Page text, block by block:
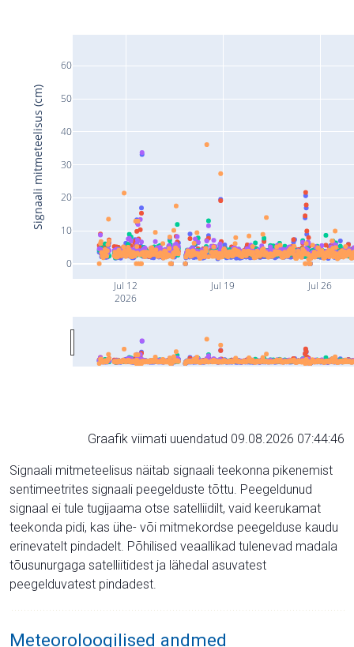
Jul 12
2026
Jul 19 Jul 26
0
10
20
30
40
50
60
Signaali mitmeteelisus (cm)
Graafik viimati uuendatud 09.08.2026 07:44:46
Signaali mitmeteelisus näitab signaali teekonna pikenemist
sentimeetrites signaali peegelduste tõttu. Peegeldunud
signaal ei tule tugijaama otse satelliidilt, vaid keerukamat
teekonda pidi, kas ühe- või mitmekordse peegelduse kaudu
erinevatelt pindadelt. Põhilised veaallikad tulenevad madala
tõusunurgaga satelliitidest ja lähedal asuvatest
peegelduvatest pindadest.
Meteoroloogilised andmed